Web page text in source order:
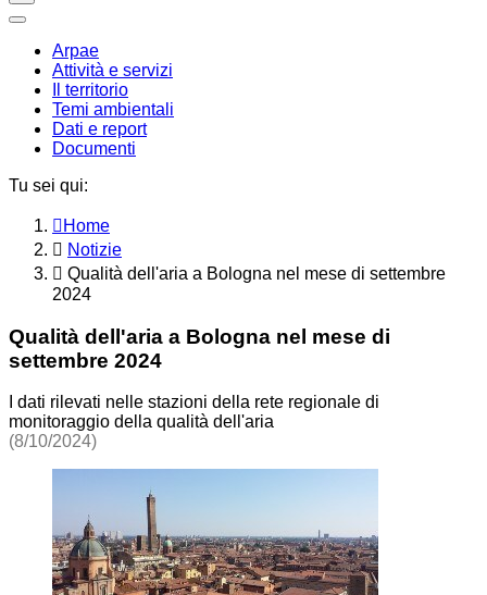
navigation
chiudi
Arpae
Attività e servizi
Il territorio
Temi ambientali
Dati e report
Documenti
Tu sei qui:
Home
Notizie
Qualità dell'aria a Bologna nel mese di settembre
2024
Qualità dell'aria a Bologna nel mese di
settembre 2024
I dati rilevati nelle stazioni della rete regionale di
monitoraggio della qualità dell'aria
(8/10/2024)